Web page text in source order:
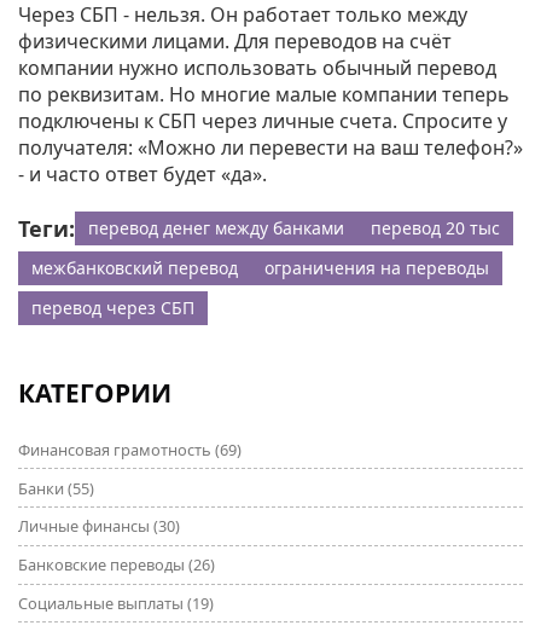
Через СБП - нельзя. Он работает только между
физическими лицами. Для переводов на счёт
компании нужно использовать обычный перевод
по реквизитам. Но многие малые компании теперь
подключены к СБП через личные счета. Спросите у
получателя: «Можно ли перевести на ваш телефон?»
- и часто ответ будет «да».
Теги: перевод денег между банками
перевод 20 тыс
межбанковский перевод
ограничения на переводы
перевод через СБП
КАТЕГОРИИ
Финансовая грамотность (69)
Банки (55)
Личные финансы (30)
Банковские переводы (26)
Социальные выплаты (19)